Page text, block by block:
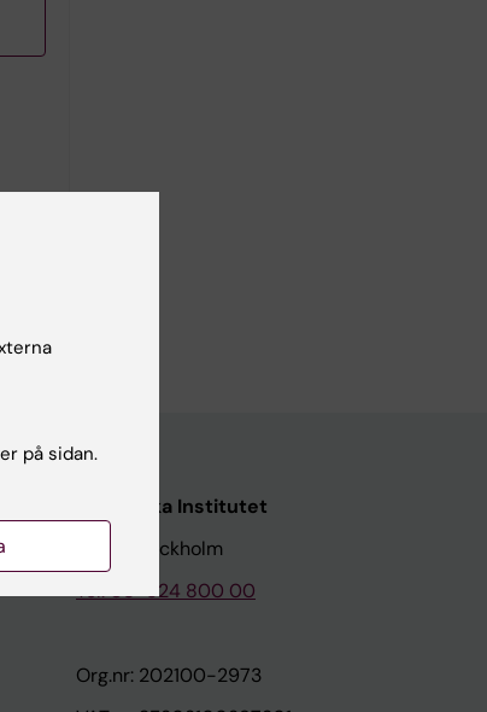
Karolinska Institutet
171 77 Stockholm
Tel: 08-524 800 00
Org.nr: 202100-2973
på sidan.